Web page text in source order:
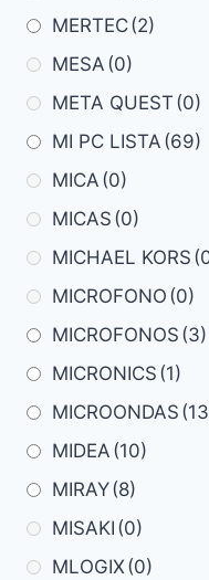
MERTEC(2)
MESA (0)
META QUEST (0)
MI PC LISTA (69)
MICA (0)
MICAS (0)
MICHAEL KORS
MICROFONO (0)
MICROFONOS (3)
MICRONICS (1)
MICROONDAS
MIDEA (10)
MIRAY(8)
MISAKI (0)
MLOGIX(0)